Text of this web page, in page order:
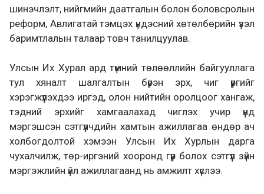
шинэчлэлт, нийгмийн даатгалын болон боловсролын
реформ, Авлигатай тэмцэх үндэсний хөтөлбөрийн үзэл
баримтлалын талаар товч танилцуулав.
Улсын Их Хурал ард түмний төлөөллийн байгууллага
тул хяналт шалгалтын бүрэн эрх, чиг үүргийг
хэрэгжүүлэхдээ иргэд, олон нийтийн оролцоог хангаж,
тэдний эрхийг хамгаалахад чиглэх учир үүнд
мэргэшсэн сэтгүүлчдийн хамтын ажиллагаа өндөр ач
холбогдолтой хэмээн Улсын Их Хурлын дарга
чухалчилж, төр-иргэний хооронд гүүр болох сэтгүүл зүйн
мэргэжлийн үйл ажиллагаанд нь амжилт хүслээ.